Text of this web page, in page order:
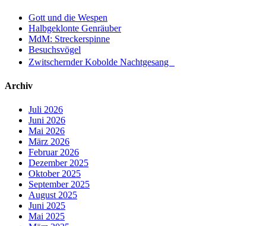
Gott und die Wespen
Halbgeklonte Genräuber
MdM: Streckerspinne
Besuchsvögel
Zwitschernder Kobolde Nachtgesang
Archiv
Juli 2026
Juni 2026
Mai 2026
März 2026
Februar 2026
Dezember 2025
Oktober 2025
September 2025
August 2025
Juni 2025
Mai 2025